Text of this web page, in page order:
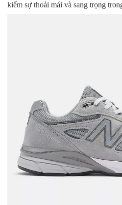
kiếm sự thoải mái và sang trọng